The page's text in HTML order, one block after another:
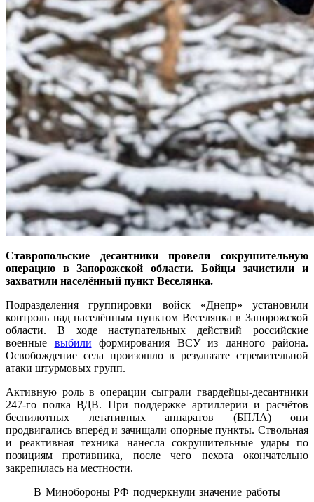
Ставропольские десантники провели сокрушительную
операцию в Запорожской области. Бойцы зачистили и
захватили населённый пункт Веселянка.
Подразделения группировки войск «Днепр» установили
контроль над населённым пунктом Веселянка в Запорожской
области. В ходе наступательных действий российские
военные выбили формирования ВСУ из данного района.
Освобождение села произошло в результате стремительной
атаки штурмовых групп.
Активную роль в операции сыграли гвардейцы-десантники
247-го полка ВДВ. При поддержке артиллерии и расчётов
беспилотных летативных аппаратов (БПЛА) они
продвигались вперёд и зачищали опорные пункты. Ствольная
и реактивная техника нанесла сокрушительные удары по
позициям противника, после чего пехота окончательно
закрепилась на местности.
В Минобороны РФ подчеркнули значение работы